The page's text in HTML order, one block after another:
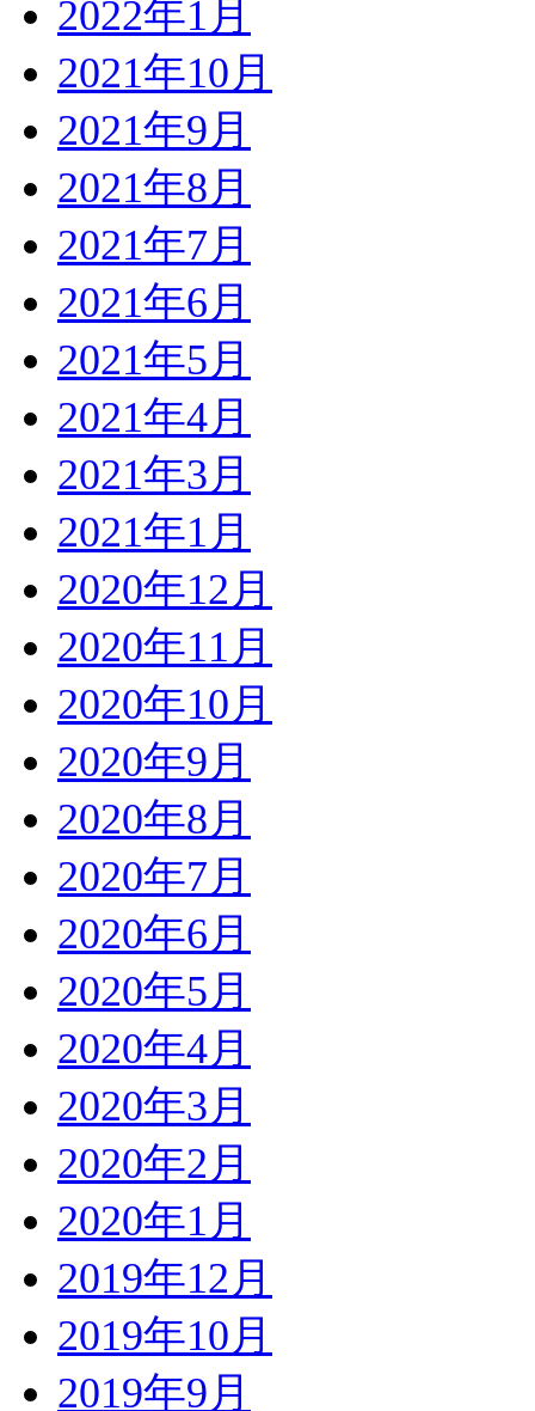
2022年1月
2021年10月
2021年9月
2021年8月
2021年7月
2021年6月
2021年5月
2021年4月
2021年3月
2021年1月
2020年12月
2020年11月
2020年10月
2020年9月
2020年8月
2020年7月
2020年6月
2020年5月
2020年4月
2020年3月
2020年2月
2020年1月
2019年12月
2019年10月
2019年9月